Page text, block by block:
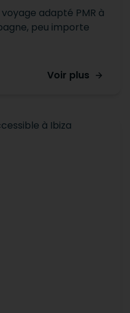
adapté PMR à
peu importe
Voir plus